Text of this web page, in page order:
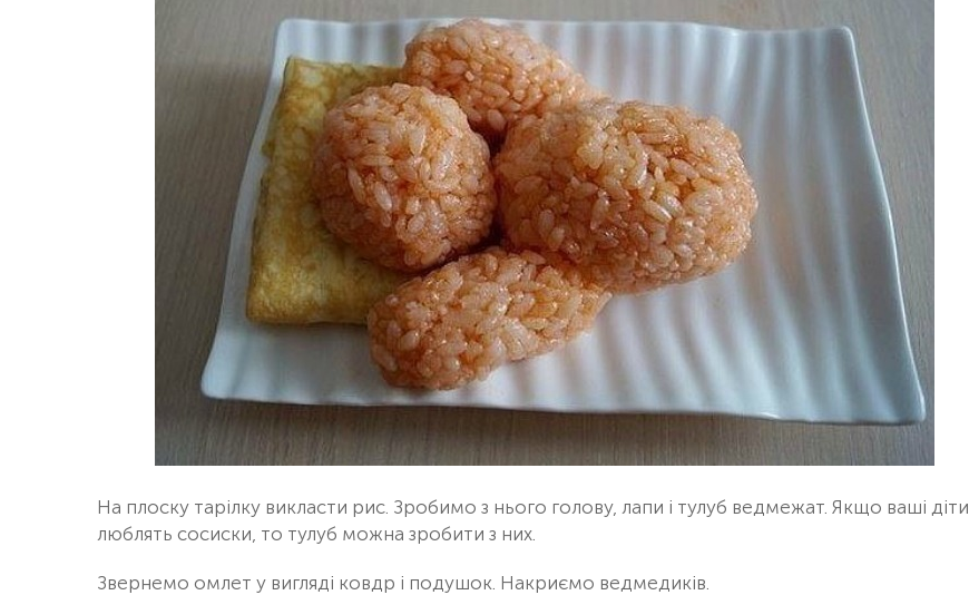
На плоску тарілку викласти рис. Зробимо з нього голову, лапи і тулуб ведмежат. Якщо ваші діти
люблять сосиски, то тулуб можна зробити з них.
Звернемо омлет у вигляді ковдр і подушок. Накриємо ведмедиків.